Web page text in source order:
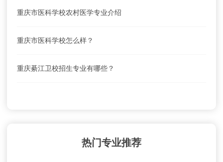
重庆市医科学校农村医学专业介绍
重庆市医科学校怎么样？
重庆綦江卫校招生专业有哪些？
热门专业推荐